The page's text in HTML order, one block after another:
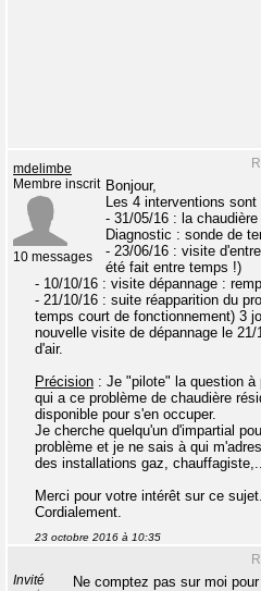
mdelimbe
Membre inscrit
10 messages
Bonjour,
Les 4 interventions
- 31/05/16 : la
Diagnostic : sonde de
- 23/06/16 : visite
été fait entre temps !)
- 10/10/16 : visite dépannage :
- 21/10/16 : suite réapparition du
temps court de fonctionnement) 3
nouvelle visite de dépannage le
d'air.
Précision : Je "pilote" la question à
qui a ce problème de chaudière
disponible pour s'en occuper.
Je cherche quelqu'un d'impartial
problème et je ne sais à qui
des installations gaz,
Merci pour votre intérêt sur ce sujet.
Cordialement.
23 octobre 2016 à 10:35
Invité
Ne comptez pas sur moi